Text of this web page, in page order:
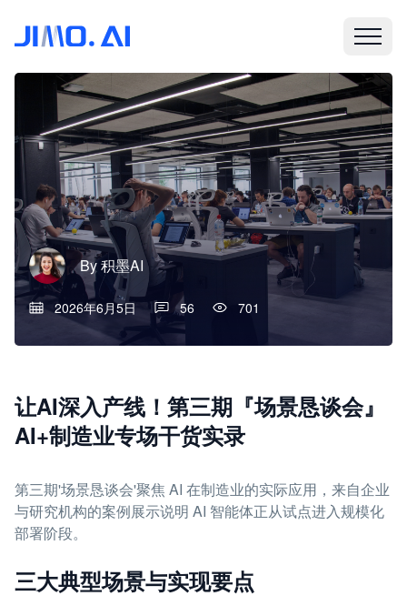
By积墨AI
2026年6月5日 56 701
让AI深入产线！第三期『场景恳谈会』
AI+制造业专场干货实录
第三期'场景恳谈会'聚焦 AI 在制造业的实际应用，来自企业
与研究机构的案例展示说明 AI 智能体正从试点进入规模化
部署阶段。
三大典型场景与实现要点